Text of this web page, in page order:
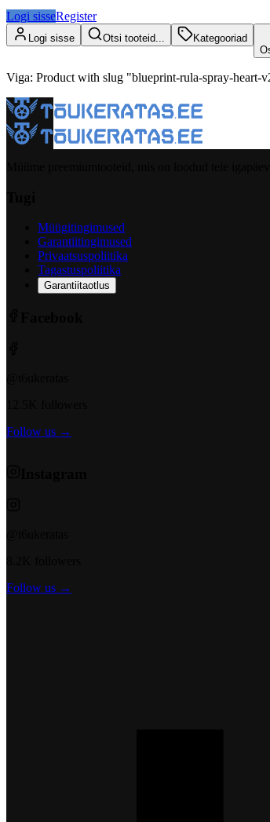
Logi sisseRegister
Logi sisse Otsi tooteid...
Kategooriad
Viga: Product with slug "blueprint-rula-spray-heart-
Müügitingimused
Garantiitingimused
Privaatsuspoliitika
Tagastuspoliitika
Garantiitaotlus
Follow us →
Follow us →